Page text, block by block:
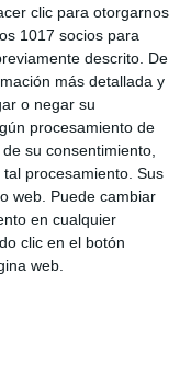
clic para otorgarnos
1017 socios para
descrito. De
más detallada y
o negar su
procesamiento de
su consentimiento,
procesamiento. Sus
web. Puede cambiar
en cualquier
clic en el botón
web.
apoyo visual
a la Edad
complemento
Historia en
y
útil para
del
del
de una de
europea.